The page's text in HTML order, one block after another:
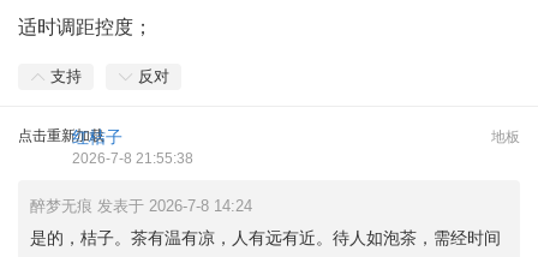
适时调距控度；
支持 反对
点击重新加载 地板
红桔子
2026-7-8 21:55:38
醉梦无痕 发表于 2026-7-8 14:24
是的，桔子。茶有温有凉，人有远有近。待人如泡茶，需经时间